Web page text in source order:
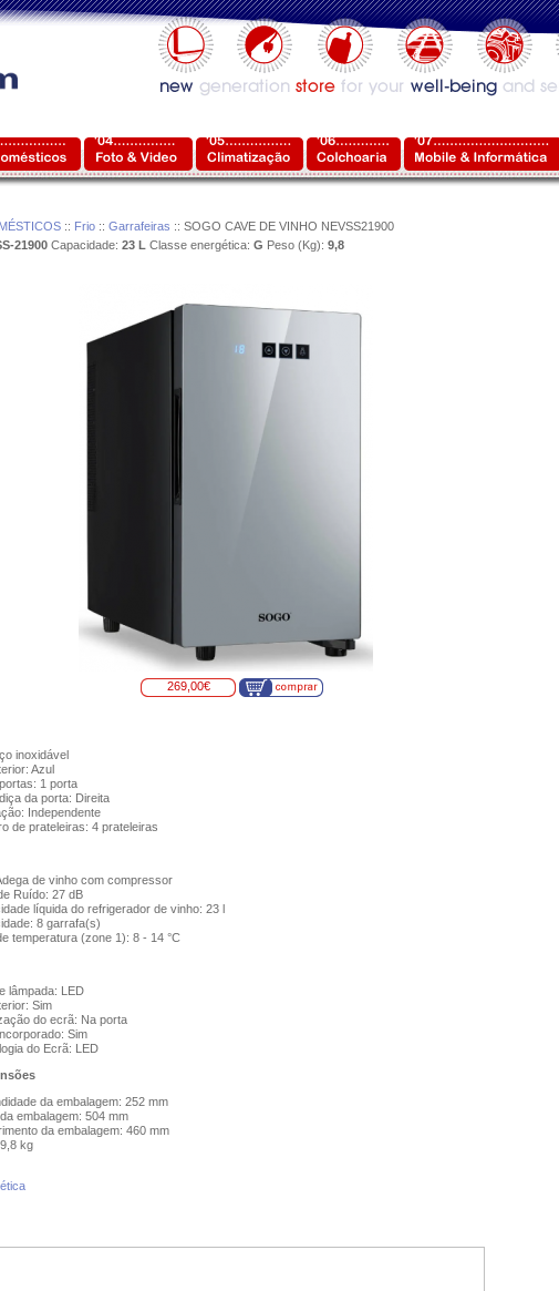
:: Frio:: Garrafeiras :: SOGO CAVE DE VINHO NEVSS21900
21900Capacidade: 23 L Classe energética: G Peso (Kg): 9,8
269,00€
inoxidável
Azul
1 porta
da porta: Direita
Independente
de prateleiras: 4 prateleiras
de vinho com compressor
Ruído: 27 dB
líquida do refrigerador de vinho: 23 l
8 garrafa(s)
temperatura (zone 1): 8 - 14 °C
lâmpada: LED
Sim
do ecrã: Na porta
Sim
do Ecrã: LED
da embalagem: 252 mm
embalagem: 504 mm
da embalagem: 460 mm
kg